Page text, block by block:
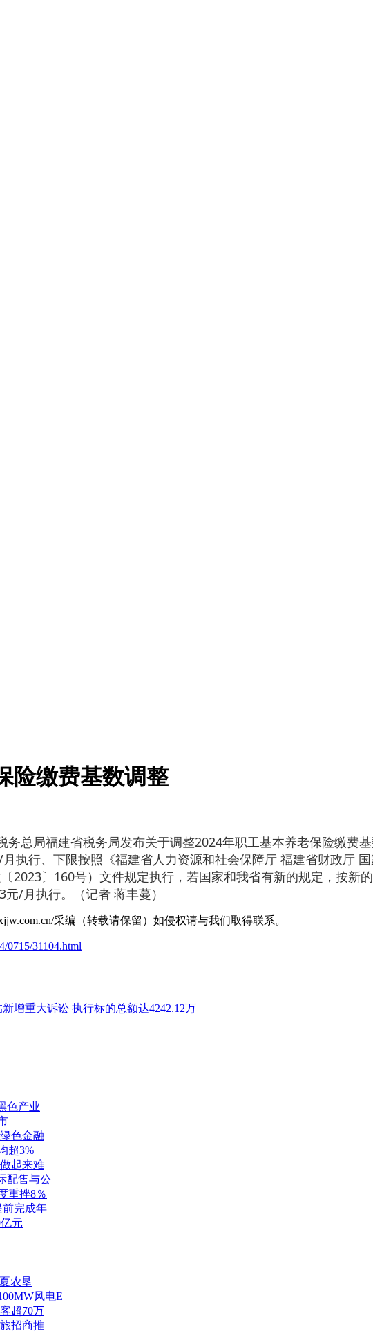
险缴费基数调整
务总局福建省税务局发布关于调整2024年职工基本养老保险缴费
执行、下限按照《福建省人力资源和社会保障厅 福建省财政厅
2023〕160号）文件规定执行，若国家和我省有新的规定，按新
/月执行。（记者 蒋丰蔓）
采编（转载请保留）如侵权请与我们取得联系。
0715/31104.html
增重大诉讼 执行标的总额达4242.12万
色产业
色金融
超3%
起来难
配售与公
重挫8％
前完成年
元
农垦
风电E
超70万
招商推